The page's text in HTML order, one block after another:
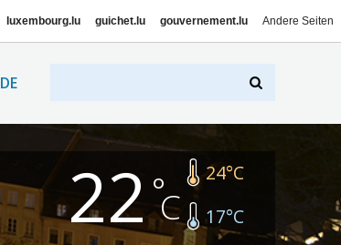
luxembourg.lu guichet.lu gouvernement.lu Andere Seiten
DE
22 24°C
17°C